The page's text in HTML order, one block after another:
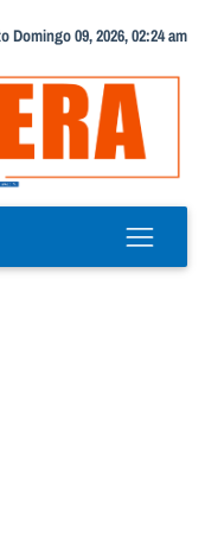
Domingo 09, 2026, 02:24 am